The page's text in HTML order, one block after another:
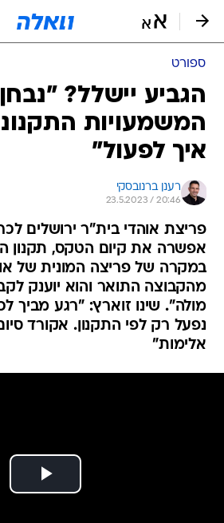
ספורט
הגביע יישלל?
המשמעויות
איך לפעול"
רענן ברנובסקי
23.5.2023 / 20:46
פריצת אוהדי בית"ר ירושלים
אפשרה את קיום הטקס, תקנון
במקרה של פריצה המונית של
מהקבוצה התואר והוא יוענק
מולה". שינו זוארץ: "רגע מביך
נפעל רק לפי התקנון. אקורד
אלימות"